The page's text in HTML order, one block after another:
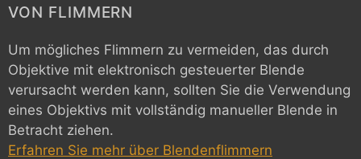
VON FLIMMERN
Um mögliches Flimmern zu vermeiden, das durch
Objektive mit elektronisch gesteuerter Blende
verursacht werden kann, sollten Sie die Verwendung
eines Objektivs mit vollständig manueller Blende in
Betracht ziehen.
Erfahren Sie mehr über Blendenflimmern